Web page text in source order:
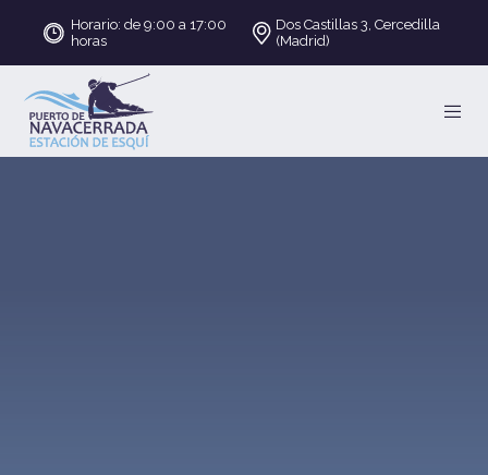
Horario: de 9:00 a 17:00
horas
Dos Castillas 3, Cercedilla
(Madrid)